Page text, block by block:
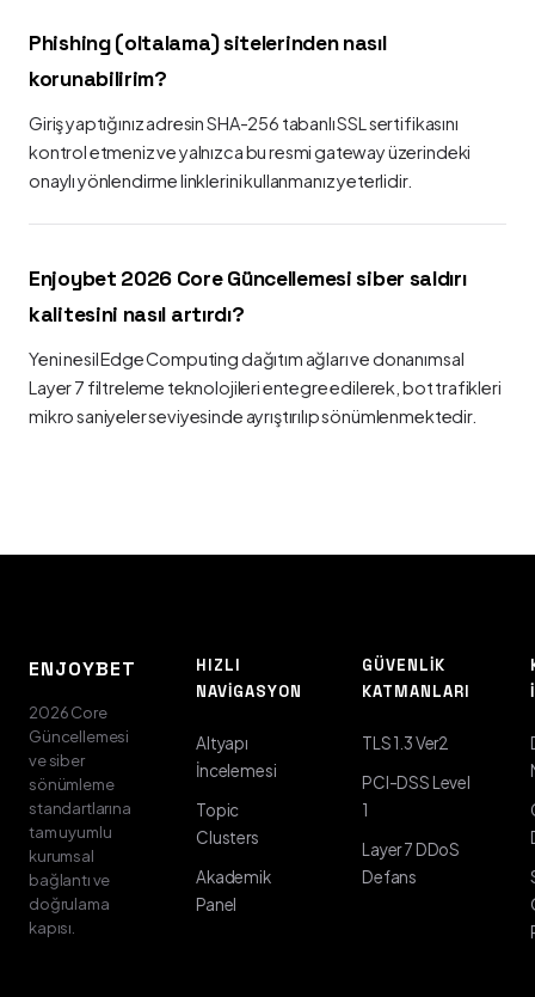
Phishing (oltalama) sitelerinden nasıl
korunabilirim?
Giriş yaptığınız adresin SHA-256 tabanlı SSL sertifikasını
kontrol etmeniz ve yalnızca bu resmi gateway üzerindeki
onaylı yönlendirme linklerini kullanmanız yeterlidir.
Enjoybet 2026 Core Güncellemesi siber saldırı
kalitesini nasıl artırdı?
Yeni nesil Edge Computing dağıtım ağları ve donanımsal
Layer 7 filtreleme teknolojileri entegre edilerek, bot trafikleri
mikro saniyeler seviyesinde ayrıştırılıp sönümlenmektedir.
ENJOYBET
2026 Core
Güncellemesi
ve siber
sönümleme
standartlarına
tam uyumlu
kurumsal
bağlantı ve
doğrulama
kapısı.
HIZLI
NAVIGASYON
Altyapı
İncelemesi
Topic
Clusters
Akademik
Panel
GÜVENLIK
KATMANLARI
TLS 1.3 Ver2
PCI-DSS Level
1
Layer 7 DDoS
Defans